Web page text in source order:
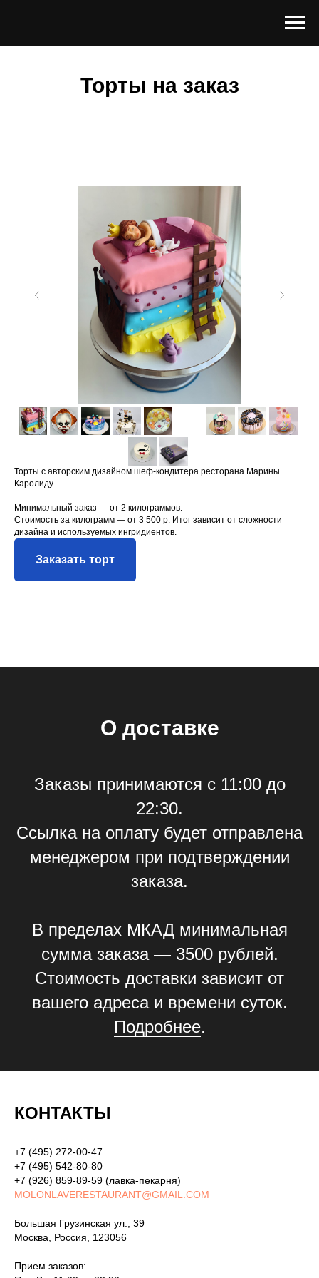
Торты на заказ
Торты с авторским дизайном шеф-кондитера ресторана Марины
Каролиду.
Минимальный заказ — от 2 килограммов.
Стоимость за килограмм — от 3 500 р. Итог зависит от сложности
дизайна и используемых ингридиентов.
Заказать торт
О доставке
Заказы принимаются с 11:00 до
22:30.
Ссылка на оплату будет отправлена
менеджером при подтверждении
заказа.
В пределах МКАД минимальная
сумма заказа — 3500 рублей.
Стоимость доставки зависит от
вашего адреса и времени суток.
Подробнее.
КОНТАКТЫ
+7 (495) 272-00-47
+7 (495) 542-80-80
+7 (926) 859-89-59 (лавка-пекарня)
MOLONLAVERESTAURANT@GMAIL.COM
Большая Грузинская ул., 39
Москва, Россия, 123056
Прием заказов: